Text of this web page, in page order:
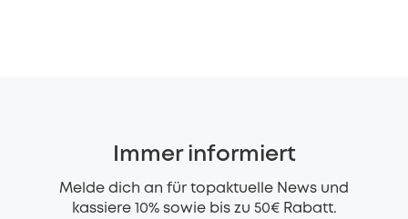
Immer informiert
Melde dich an für topaktuelle News und
kassiere 10% sowie bis zu 50€ Rabatt.